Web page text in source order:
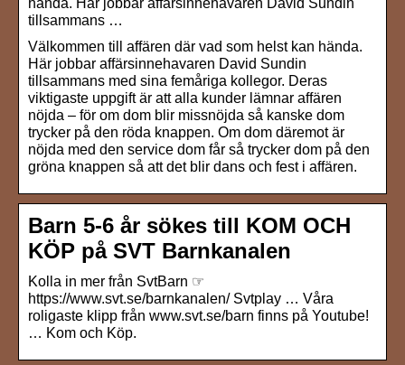
hända. Här jobbar affärsinnehavaren David Sundin
tillsammans …
Välkommen till affären där vad som helst kan hända.
Här jobbar affärsinnehavaren David Sundin
tillsammans med sina femåriga kollegor. Deras
viktigaste uppgift är att alla kunder lämnar affären
nöjda – för om dom blir missnöjda så kanske dom
trycker på den röda knappen. Om dom däremot är
nöjda med den service dom får så trycker dom på den
gröna knappen så att det blir dans och fest i affären.
Barn 5-6 år sökes till KOM OCH
KÖP på SVT Barnkanalen
Kolla in mer från SvtBarn ☞
https://www.svt.se/barnkanalen/ Svtplay … Våra
roligaste klipp från www.svt.se/barn finns på Youtube!
… Kom och Köp.